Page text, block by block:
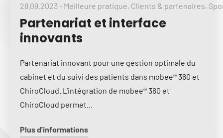
28.09.2023 - Meilleure pratique, Clients & partenaires,
Partenariat et interface
innovants
Partenariat innovant pour une gestion optimale du
cabinet et du suivi des patients dans mobee® 360 et
ChiroCloud. L'intégration de mobee® 360 et
ChiroCloud permet...
Plus d'informations